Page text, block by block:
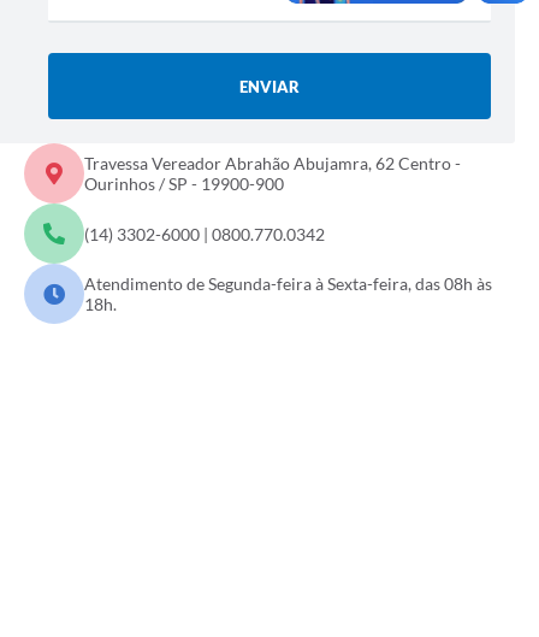
ENVIAR
Travessa Vereador Abrahão Abujamra, 62 Centro -
Ourinhos / SP - 19900-900
(14) 3302-6000 | 0800.770.0342
Atendimento de Segunda-feira à Sexta-feira, das 08h às
18h.